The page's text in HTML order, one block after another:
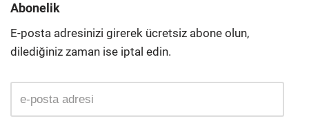
Abonelik
E-posta adresinizi girerek ücretsiz abone olun,
dilediğiniz zaman ise iptal edin.